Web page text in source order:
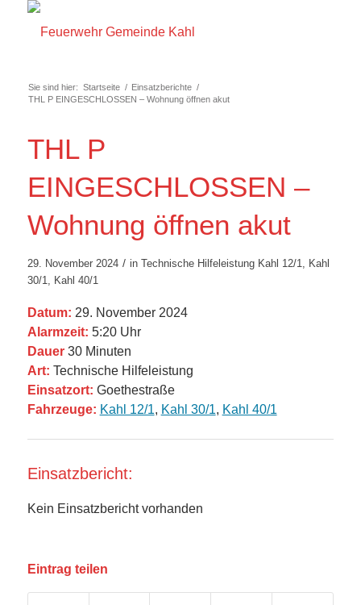
Sie sind hier: Startseite / Einsatzberichte /
THL P EINGESCHLOSSEN – Wohnung öffnen akut
THL P
EINGESCHLOSSEN –
Wohnung öffnen akut
29. November 2024 / in Technische Hilfeleistung Kahl 12/1, Kahl
30/1, Kahl 40/1
Datum: 29. November 2024
Alarmzeit: 5:20 Uhr
Dauer30 Minuten
Art: Technische Hilfeleistung
Einsatzort: Goethestraße
Fahrzeuge: Kahl 12/1, Kahl 30/1, Kahl 40/1
Einsatzbericht:
Kein Einsatzbericht vorhanden
Eintrag teilen